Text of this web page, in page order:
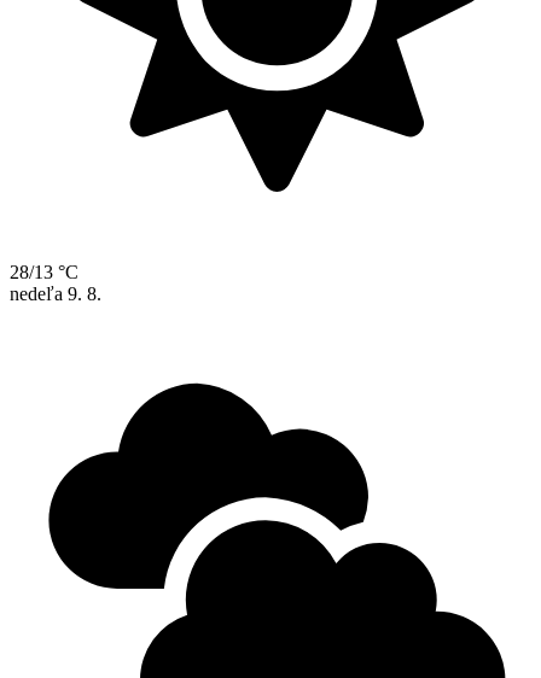
28/13 °C
nedeľa 9. 8.